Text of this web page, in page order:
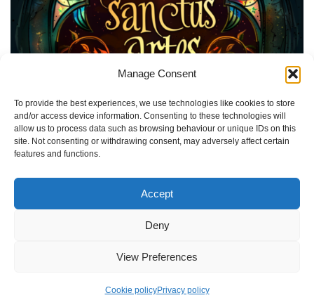
Manage Consent
To provide the best experiences, we use technologies like cookies to store
and/or access device information. Consenting to these technologies will
allow us to process data such as browsing behaviour or unique IDs on this
site. Not consenting or withdrawing consent, may adversely affect certain
features and functions.
Accept
Deny
View Preferences
Cookie policyPrivacy policy
Privacy policy Cookie policy